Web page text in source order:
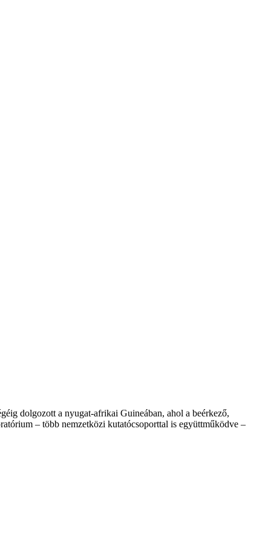
dolgozott a nyugat-afrikai Guineában, ahol a beérkező,
– több nemzetközi kutatócsoporttal is együttműködve –